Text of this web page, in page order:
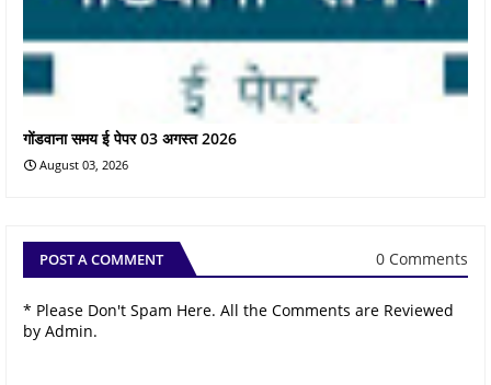
गोंडवाना समय ई पेपर 03 अगस्त 2026
August 03, 2026
POST A COMMENT 0 Comments
* Please Don't Spam Here. All the Comments are Reviewed
by Admin.